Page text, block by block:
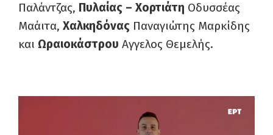
Παλάντζας, Πυλαίας – Χορτιάτη Οδυσσέας
Μαάιτα, Χαλκηδόνας Παναγιώτης Μαρκίδης
και Ωραιοκάστρου Αγγελος Θεμελής.